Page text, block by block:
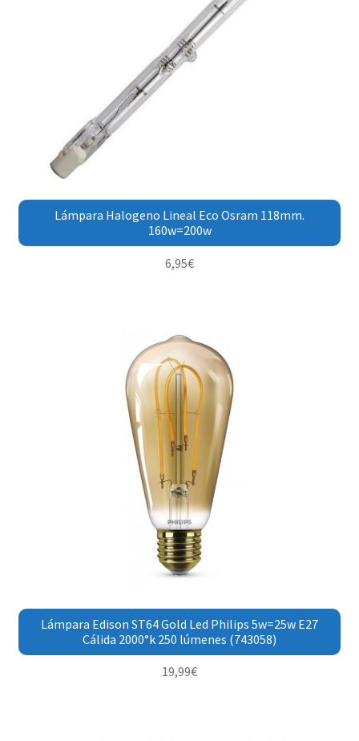
Lámpara Halogeno Lineal Eco Osram 118mm.
160w=200w
6,95€
Lámpara Edison ST64 Gold Led Philips 5w=25w E27
Cálida 2000°k 250 lúmenes (743058)
19,99€